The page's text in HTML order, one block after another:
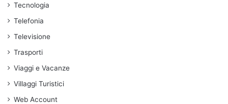
Tecnologia
Telefonia
Televisione
Trasporti
Viaggi e Vacanze
Villaggi Turistici
Web Account